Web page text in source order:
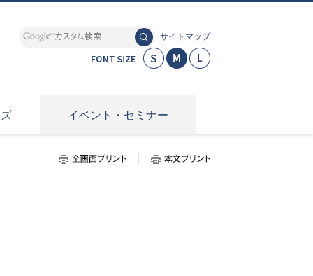
サイトマップ
イベント・セミナー